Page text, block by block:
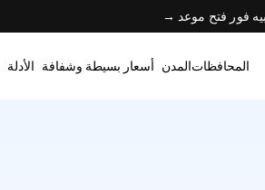
فور فتح موعد →
المحافظاتالمدن أسعار بسيطة وشفافة الأدلة